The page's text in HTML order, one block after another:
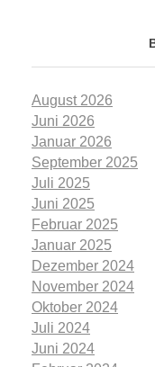
August 2026
Juni 2026
Januar 2026
September 2025
Juli 2025
Juni 2025
Februar 2025
Januar 2025
Dezember 2024
November 2024
Oktober 2024
Juli 2024
Juni 2024